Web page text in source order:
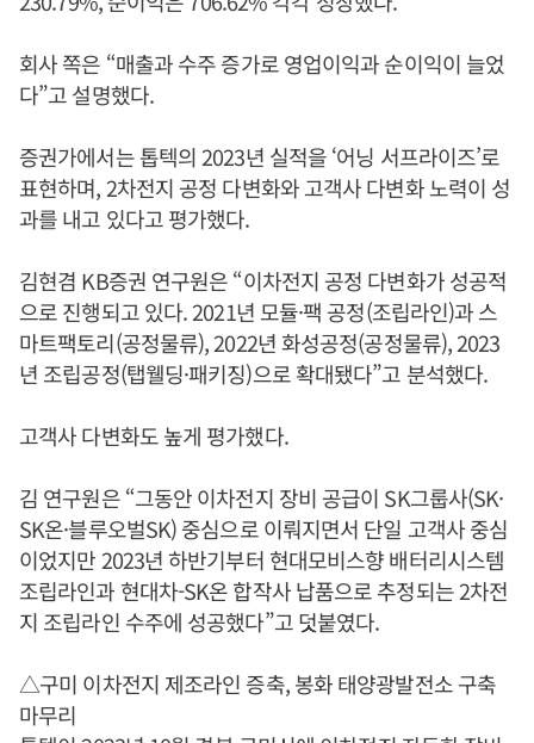
회사 쪽은 “매출과 수주 증가로 영업이익과 순이익이 늘었
다”고 설명했다.
증권가에서는 톱텍의 2023년 실적을 ‘어닝 서프라이즈’로
표현하며, 2차전지 공정 다변화와 고객사 다변화 노력이 성
과를 내고 있다고 평가했다.
김현겸 KB증권 연구원은 “이차전지 공정 다변화가 성공적
으로 진행되고 있다. 2021년 모듈·팩 공정(조립라인)과 스
마트팩토리(공정물류), 2022년 화성공정(공정물류), 2023
년 조립공정(탭웰딩·패키징)으로 확대됐다”고 분석했다.
고객사 다변화도 높게 평가했다.
김 연구원은 “그동안 이차전지 장비 공급이 SK그룹사(SK·
SK온·블루오벌SK) 중심으로 이뤄지면서 단일 고객사 중심
이었지만 2023년 하반기부터 현대모비스향 배터리시스템
조립라인과 현대차-SK온 합작사 납품으로 추정되는 2차전
지 조립라인 수주에 성공했다”고 덧붙였다.
△구미 이차전지 제조라인 증축, 봉화 태양광발전소 구축
마무리